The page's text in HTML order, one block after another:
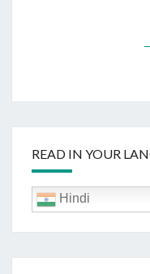
READ IN YOUR
Hindi